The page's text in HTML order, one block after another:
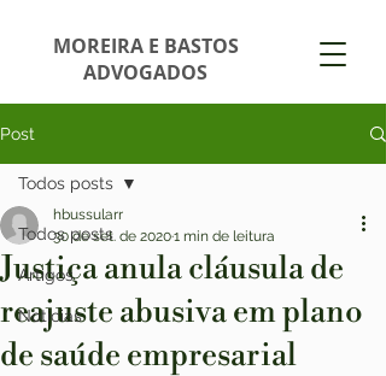
MOREIRA E BASTOS
ADVOGADOS
Post
Todos posts
Artigos
Notícias
Todos posts
Justiça anula cláusula de
reajuste abusiva em plano
de saúde empresarial
hbussularr
30 de set. de 20201 min de leitura